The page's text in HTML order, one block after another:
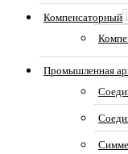
Компенсаторный
Промышленная